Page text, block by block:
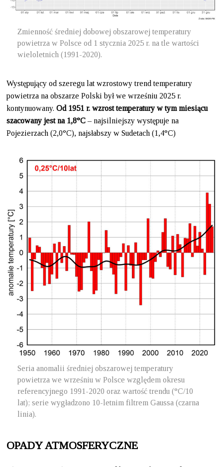
Zmienność średniej dobowej obszarowej temperatury
powietrza w Polsce od 1 stycznia 2025 r. na tle wartości
wieloletnich (1991-2020).
Występujący od szeregu lat wzrostowy trend temperatury
powietrza na obszarze Polski był we wrześniu 2025 r.
kontynuowany.Od 1951 r. wzrost temperatury w tym miesiącu
szacowanyjest na 1,8°C – najsilniejszy występuje na
Pojezierzach (2,0°C), najsłabszy w Sudetach (1,4°C)
Seria anomalii średniej obszarowej temperatury
powietrza we wrześniu w Polsce względem okresu
referencyjnego 1991-2020 oraz wartość trendu (°C/10
lat); serie wygładzono 10-letnim filtrem Gaussa (czarna
linia).
OPADY ATMOSFERYCZNE